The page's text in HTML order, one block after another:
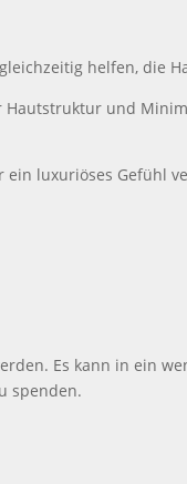
helfen, die
und
luxuriöses Gefühl
Es kann in ein
spenden.